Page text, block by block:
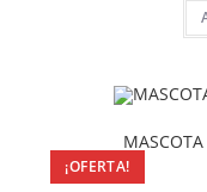
¡OFERTA!